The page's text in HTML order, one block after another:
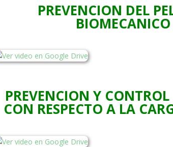
PREVENCION DEL
BIOMECANICO
PREVENCION Y
CON RESPECTO A LA